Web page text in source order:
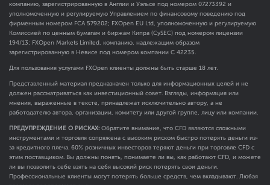
компанию, зарегистрированную в Англии и Уэльсе под номером 07273392 и
уполномоченную и регулируемую Управлением по финансовому поведению под
фирменным номером FCA 579202; FXOpen EU Ltd, уполномоченную и регулируемую
Комиссией по ценным бумагам и биржам Кипра (CySEC) под номером лицензии
194/13; FXOpen Markets Limited, компанию, надлежащим образом
зарегистрированную в Невисе под номером компании C 42235.
Для пользования услугами FXOpen клиенты должны быть старше 18 лет.
Представленный материал предназначен только для информационных целей и не
должен рассматриваться как инвестиционный совет. Взгляды, информация или
мнения, выраженные в тексте, принадлежат исключительно автору, а не
работодателю автора, организации, комитету или другой группе, лицу или компании.
ПРЕДУПРЕЖДЕНИЕ О РИСКАХ: Обратите внимание, что CFD являются сложными
инструментами и торговля сопряжена с высоким риском быстро потерять деньги из-
за кредитного плеча. 60% розничных инвесторов теряют деньги при торговле CFD с
этим поставщиком. Вы должны понять, понимаете ли вы, как работают CFD, и можете
ли вы позволить себе взять на себя высокий риск потерять свои деньги.
Профессиональные клиенты могут потерять больше средств, чем вкладывают. Любая